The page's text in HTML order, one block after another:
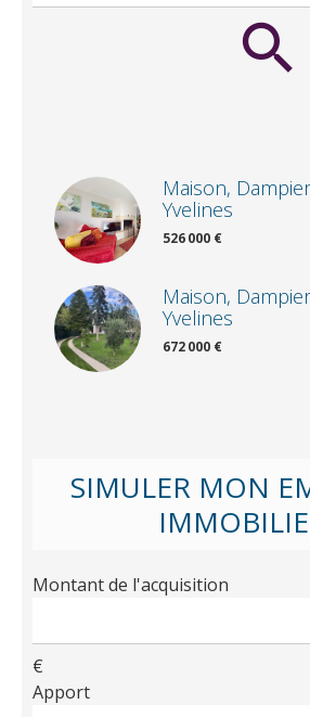
Maison,
Yvelines
526 000 €
Maison,
Yvelines
672 000 €
SIMULER MON
Montant de l'acquisition
€
Apport